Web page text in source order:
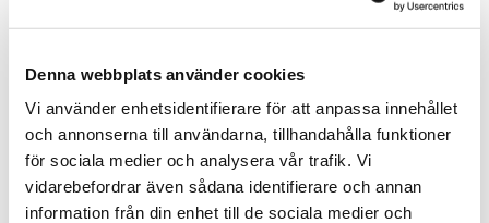
Denna webbplats använder cookies
Vi använder enhetsidentifierare för att anpassa innehållet
och annonserna till användarna, tillhandahålla funktioner
för sociala medier och analysera vår trafik. Vi
vidarebefordrar även sådana identifierare och annan
information från din enhet till de sociala medier och
eller maskiner som inte startar eller så du
vill få bort från tomten eller området.
Skicka en prisförfrågan